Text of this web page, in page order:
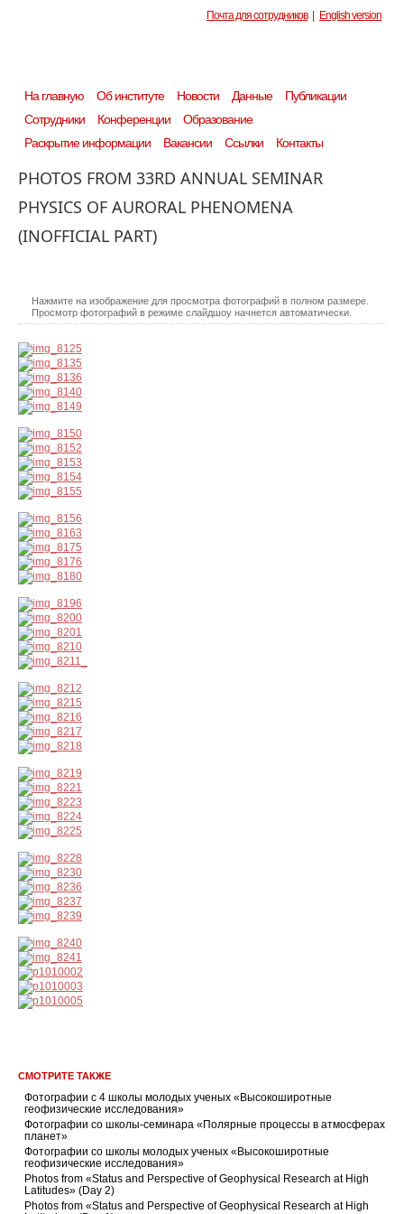
Почта для сотрудников English version
На главную Об институте Новости Данные
Публикации
Сотрудники
Конференции
Образование
Раскрытие информации
Вакансии Ссылки Контакты
PHOTOS FROM 33RD ANNUAL SEMINAR
PHYSICS OF AURORAL PHENOMENA
(INOFFICIAL PART)
Нажмите на изображение для просмотра фотографий в полном размере.
Просмотр фотографий в режиме слайдшоу начнется автоматически.
СМОТРИТЕ ТАКЖЕ
Фотографии с 4 школы молодых ученых «Высокоширотные
геофизические исследования»
Фотографии со школы-семинара «Полярные процессы в атмосферах
планет»
Фотографии со школы молодых ученых «Высокоширотные
геофизические исследования»
Photos from «Status and Perspective of Geophysical Research at High
Latitudes» (Day 2)
Photos from «Status and Perspective of Geophysical Research at High